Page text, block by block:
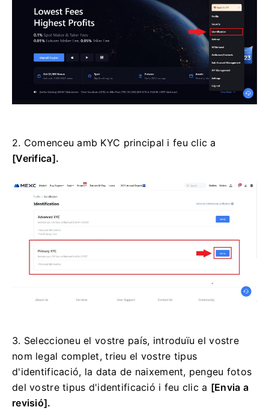
2. Comenceu amb KYC principal i feu clic a
[Verifica].
3. Seleccioneu el vostre país, introduïu el vostre
nom legal complet, trieu el vostre tipus
d'identificació, la data de naixement, pengeu fotos
del vostre tipus d'identificació i feu clic a [Envia a
revisió].